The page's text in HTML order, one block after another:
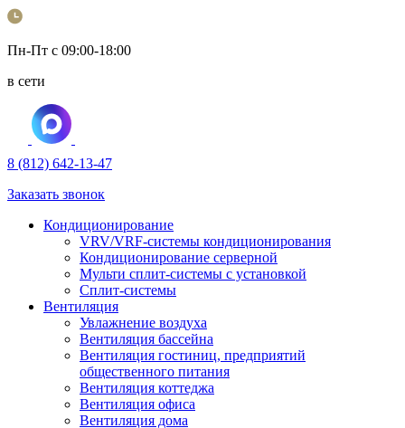
Пн-Пт с 09:00-18:00
в сети
8 (812) 642-13-47
Заказать звонок
Кондиционирование
VRV/VRF-системы кондиционирования
Кондиционирование серверной
Мульти сплит-системы с установкой
Сплит-системы
Вентиляция
Увлажнение воздуха
Вентиляция бассейна
Вентиляция гостиниц, предприятий
общественного питания
Вентиляция коттеджа
Вентиляция офиса
Вентиляция дома